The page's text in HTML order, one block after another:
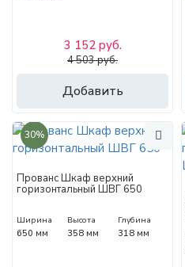
Добавить
3 152 руб.
4 503 руб.
30%
Прованс Шкаф верхний
горизонтальный ШВГ 650
Ширина
650 мм
Высота
358 мм
Глубина
318 мм